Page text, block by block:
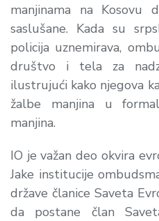
manjinama na
saslušane. Kada su
policija uznemirava,
društvo i tela za
ilustrujući kako njegova
žalbe manjina u
manjina.
IO je važan deo okvira
Jake institucije
države članice Saveta
da postane član